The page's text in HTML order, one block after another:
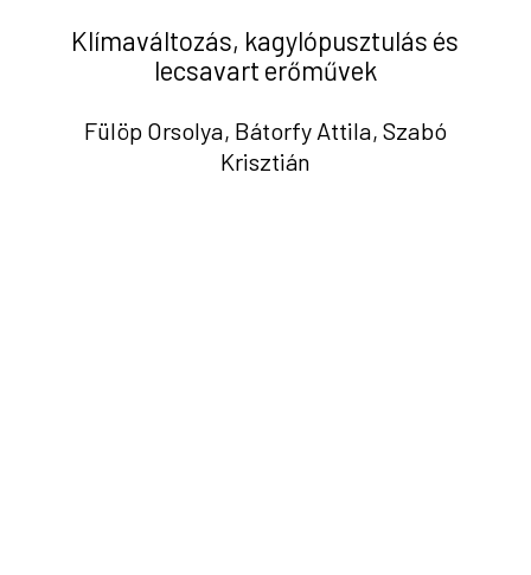
Klímaváltozás, kagylópusztulás és
lecsavart erőművek
Fülöp Orsolya, Bátorfy Attila, Szabó
Krisztián